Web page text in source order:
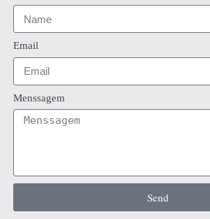
Email
Menssagem
Send